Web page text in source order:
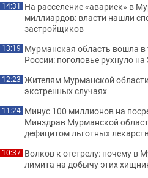
14:31 На расселение «авариек» в
миллиардов: власти нашли
застройщиков
13:19 Мурманская область вошла в
России: поголовье рухнуло на
12:23 Жителям Мурманской
экстренных случаях
11:24 Минус 100 миллионов на
Минздрав Мурманской
дефицитом льготных
10:37 Волков к отстрелу: почему в
лимита на добычу этих